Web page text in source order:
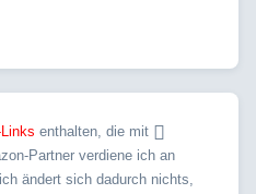
enthalten, die mit
Partner verdiene ich an
ändert sich dadurch nichts,